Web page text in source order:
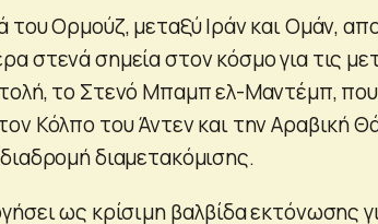
του Ορμούζ, μεταξύ Ιράν και Ομάν,
στενά σημεία στον κόσμο για τις
το Στενό Μπαμπ ελ-Μαντέμπ,
Κόλπο του Άντεν και την Αραβική
διαμετακόμισης.
ως κρίσιμη βαλβίδα εκτόνωσης